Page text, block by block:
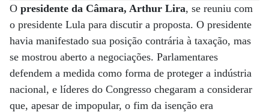
O presidente da Câmara, Arthur Lira, se reuniu com
o presidente Lula para discutir a proposta. O presidente
havia manifestado sua posição contrária à taxação, mas
se mostrou aberto a negociações. Parlamentares
defendem a medida como forma de proteger a indústria
nacional, e líderes do Congresso chegaram a considerar
que, apesar de impopular, o fim da isenção era